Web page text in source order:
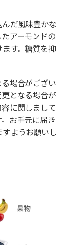
だ風味豊かな
アーモンドの
す。糖質を抑
場合がござい
となる場合が
に関しまして
お手元に届き
ようお願いし